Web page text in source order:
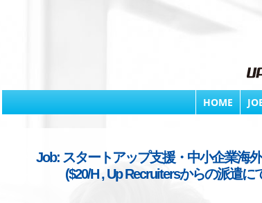
HOME
Job: スタートアップ支援・中小企業海
($20/H , Up Recruitersからの派遣に